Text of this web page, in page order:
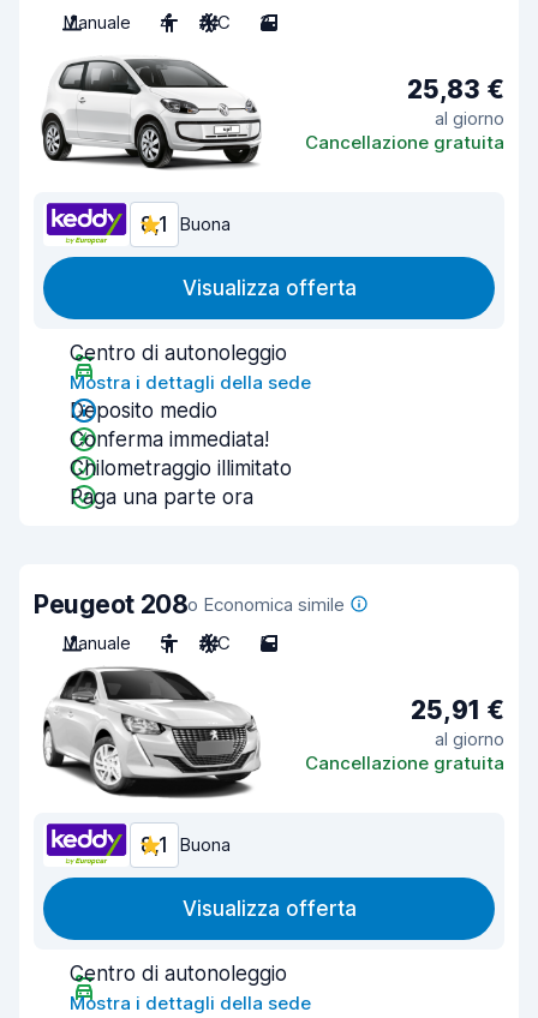
Manuale
4 A/C 3
25,83 €
al giorno
Cancellazione gratuita
8,1 Buona
Visualizza offerta
Centro di autonoleggio
Mostra i dettagli della sede
Deposito medio
Conferma immediata!
Chilometraggio illimitato
Paga una parte ora
Peugeot 208o Economica simile
Manuale
5 A/C 5
25,91 €
al giorno
Cancellazione gratuita
8,1 Buona
Visualizza offerta
Centro di autonoleggio
Mostra i dettagli della sede